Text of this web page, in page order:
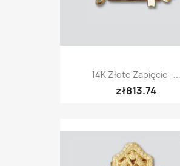
14K Złote Zapięcie -...
zł813.74